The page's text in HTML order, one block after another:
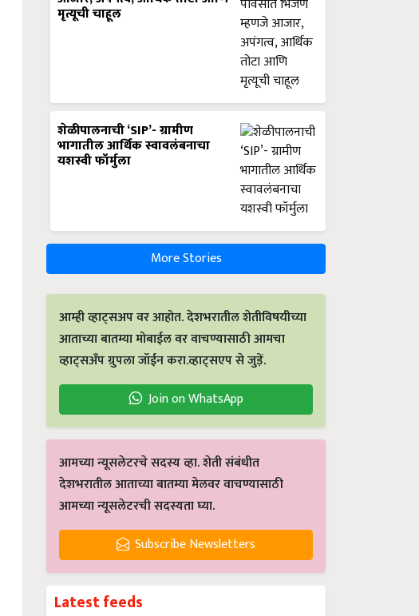
मृत्यूची चाहूल
शेळीपालनाची ‘SIP’- ग्रामीण
भागातील आर्थिक स्वावलंबनाचा
यशस्वी फॉर्मुला
More Stories
आम्ही व्हाट्सअप वर आहोत. देशभरातील शेतीविषयीच्या
आताच्या बातम्या मोबाईल वर वाचण्यासाठी आमचा
व्हाट्सअँप ग्रुपला जॉईन करा.व्हाट्सएप से जुड़ें.
Join on WhatsApp
आमच्या न्यूसलेटरचे सदस्य व्हा. शेती संबंधीत
देशभरातील आताच्या बातम्या मेलवर वाचण्यासाठी
आमच्या न्यूसलेटरची सदस्यता घ्या.
Subscribe Newsletters
Latest feeds